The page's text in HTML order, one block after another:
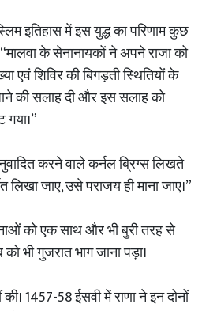
इतिहास में इस युद्ध का परिणाम कुछ
के सेनानायकों ने अपने राजा को
एवं शिविर की बिगड़ती स्थितियों के
की सलाह दी और इस सलाह को
करने वाले कर्नल ब्रिग्स लिखते
लिखा जाए, उसे पराजय ही माना जाए।”
को एक साथ और भी बुरी तरह से
भी गुजरात भाग जाना पड़ा।
की। 1457-58 ईसवी में राणा ने इन दोनों